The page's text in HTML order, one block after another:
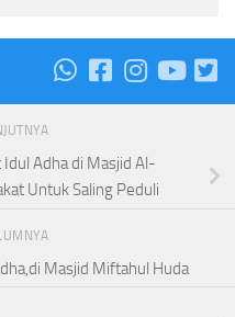
Idul Adha di Masjid Al-
Untuk Saling Peduli
Masjid Miftahul Huda